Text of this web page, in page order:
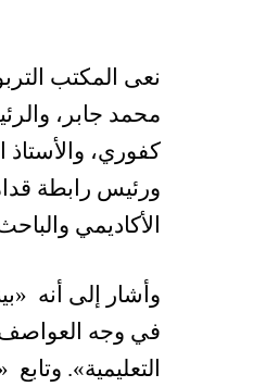
نعى المكتب
محمد جابر،
كفوري، والأستاذ
ورئيس رابطة
الأكاديمي
وأشار إلى أنه «
في وجه العواصف
التعليمية». وتابع